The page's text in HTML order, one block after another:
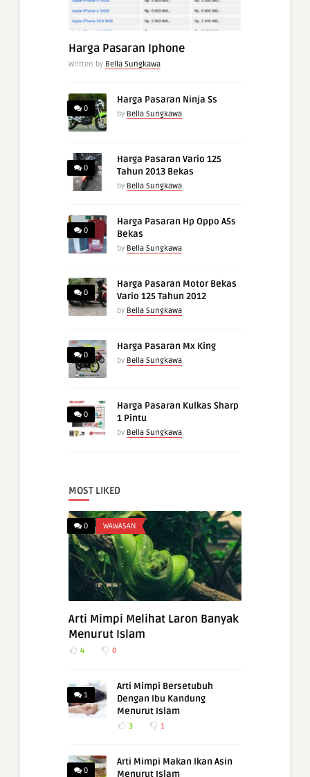
Harga Pasaran Iphone
Written by Bella Sungkawa
0
Harga Pasaran Ninja Ss
by Bella Sungkawa
0
Harga Pasaran Vario 125
Tahun 2013 Bekas
by Bella Sungkawa
0
Harga Pasaran Hp Oppo A5s
Bekas
by Bella Sungkawa
0
Harga Pasaran Motor Bekas
Vario 125 Tahun 2012
by Bella Sungkawa
0
Harga Pasaran Mx King
by Bella Sungkawa
0
Harga Pasaran Kulkas Sharp
1 Pintu
by Bella Sungkawa
MOST LIKED
0 WAWASAN
Arti Mimpi Melihat Laron Banyak
Menurut Islam
4 0
1
Arti Mimpi Bersetubuh
Dengan Ibu Kandung
Menurut Islam
3 1
0
Arti Mimpi Makan Ikan Asin
Menurut Islam